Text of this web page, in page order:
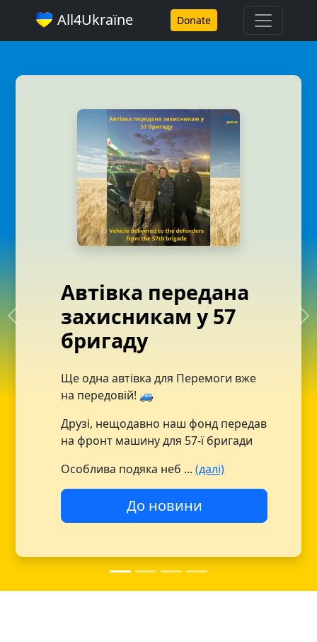
All4Ukraїne Donate
Автівка передана
захисникам у 57
бригаду
Ще одна автівка для Перемоги вже
на передовій! 🚙
Друзі, нещодавно наш фонд передав
на фронт машину для 57-ї бригади
Особлива подяка неб ...(далі)
До новини
Попередній